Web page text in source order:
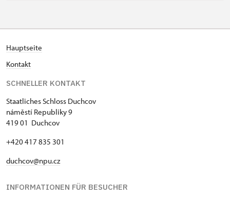
Hauptseite
Kontakt
SCHNELLER KONTAKT
Staatliches Schloss Duchcov
náměstí Republiky 9
419 01 Duchcov
+420 417 835 301
duchcov@npu.cz
INFORMATIONEN FÜR BESUCHER